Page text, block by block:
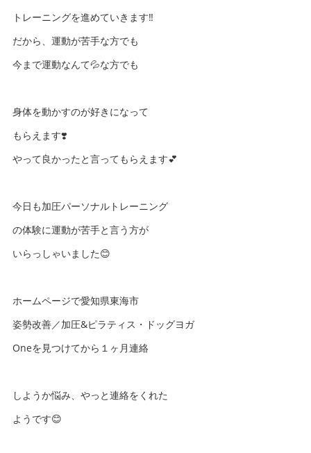
トレーニングを進めていきます‼️
だから、運動が苦手な方でも
今まで運動なんて💦な方でも
身体を動かすのが好きになって
もらえます❣️
やって良かったと言ってもらえます💕
今日も加圧パーソナルトレーニング
の体験に運動が苦手と言う方が
いらっしゃいました😊
ホームページで愛知県東海市
姿勢改善／加圧&ピラティス・ドッグヨガ
Oneを見つけてから１ヶ月連絡
しようか悩み、やっと連絡をくれた
ようです😊